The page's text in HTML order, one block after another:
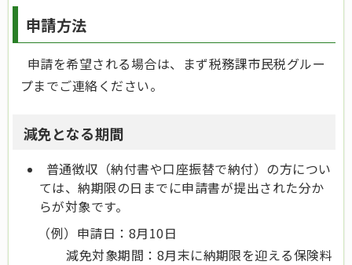
申請方法
申請を希望される場合は、まず税務課市民税グルー
プまでご連絡ください。
減免となる期間
普通徴収（納付書や口座振替で納付）の方につい
ては、納期限の日までに申請書が提出された分か
らが対象です。
（例）申請日：8月10日
減免対象期間：8月末に納期限を迎える保険料